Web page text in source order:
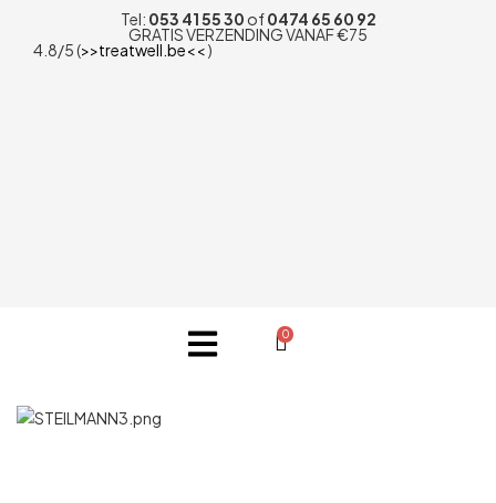
Tel: 053 41 55 30 of0474 65 60 92
GRATIS VERZENDING VANAF €75
4.8/5 (>>treatwell.be<<)
0